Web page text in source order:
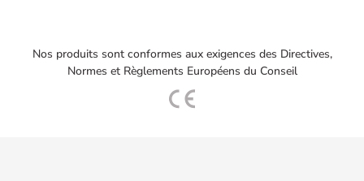
Nos produits sont conformes aux exigences des Directives,
Normes et Règlements Européens du Conseil